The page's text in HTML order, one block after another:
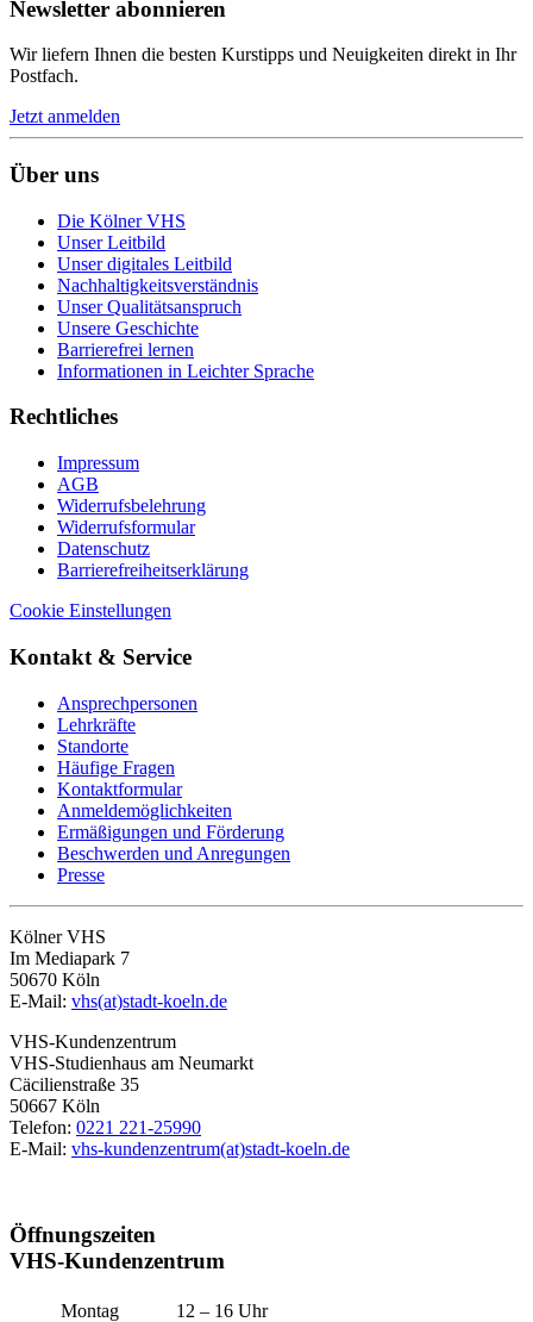
Newsletter abonnieren
Wir liefern Ihnen die besten Kurstipps und Neuigkeiten direkt in Ihr
Postfach.
Jetzt anmelden
Über uns
Die Kölner VHS
Unser Leitbild
Unser digitales Leitbild
Nachhaltigkeitsverständnis
Unser Qualitätsanspruch
Unsere Geschichte
Barrierefrei lernen
Informationen in Leichter Sprache
Rechtliches
Impressum
AGB
Widerrufsbelehrung
Widerrufsformular
Datenschutz
Barrierefreiheitserklärung
Cookie Einstellungen
Kontakt & Service
Ansprechpersonen
Lehrkräfte
Standorte
Häufige Fragen
Kontaktformular
Anmeldemöglichkeiten
Ermäßigungen und Förderung
Beschwerden und Anregungen
Presse
Kölner VHS
Im Mediapark 7
50670 Köln
E-Mail: vhs(at)stadt-koeln.de
VHS-Kundenzentrum
VHS-Studienhaus am Neumarkt
Cäcilienstraße 35
50667 Köln
Telefon: 0221 221-25990
E-Mail: vhs-kundenzentrum(at)stadt-koeln.de
Öffnungszeiten
VHS-Kundenzentrum
Montag 12 – 16 Uhr